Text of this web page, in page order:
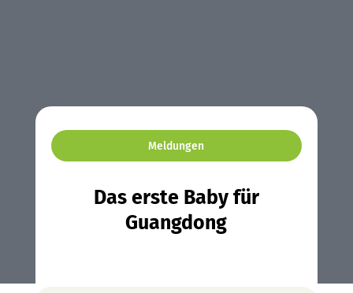
Meldungen
Das erste Baby für
Guangdong